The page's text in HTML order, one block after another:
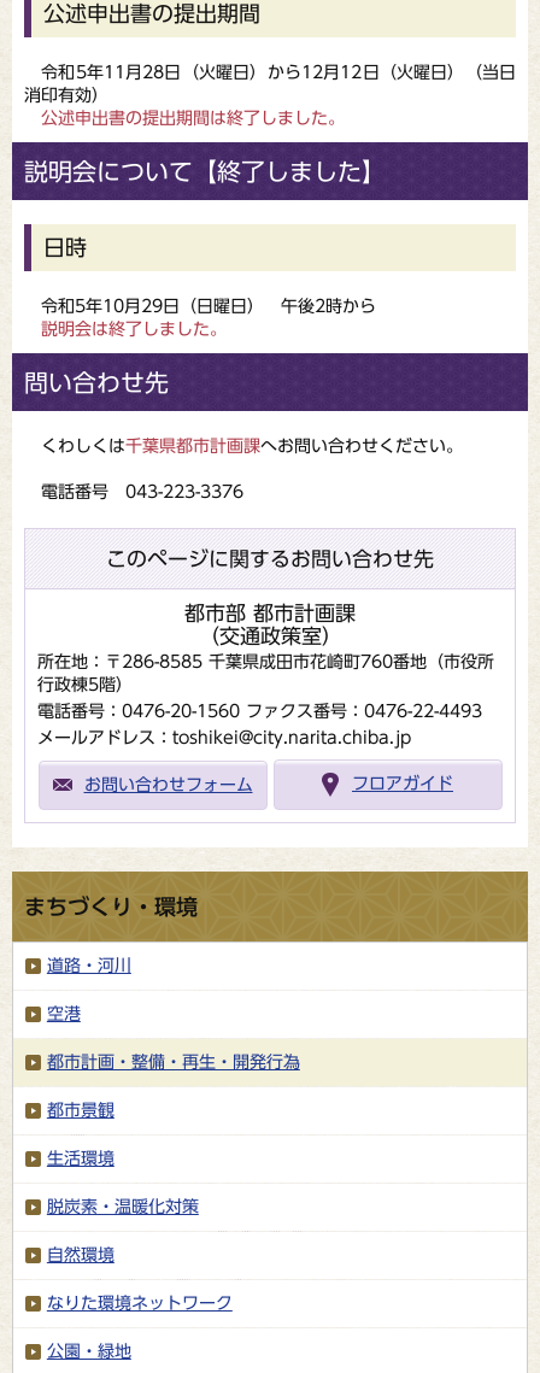
公述申出書の提出期間
令和5年11月28日（火曜日）から12月12日（火曜日）（当日
消印有効）
公述申出書の提出期間は終了しました。
説明会について【終了しました】
日時
令和5年10月29日（日曜日） 午後2時から
説明会は終了しました。
問い合わせ先
くわしくは千葉県都市計画課へお問い合わせください。
電話番号 043-223-3376
このページに関するお問い合わせ先
都市部 都市計画課
（交通政策室）
所在地：〒286-8585 千葉県成田市花崎町760番地（市役所
行政棟5階）
電話番号：0476-20-1560 ファクス番号：0476-22-4493
メールアドレス：toshikei@city.narita.chiba.jp
お問い合わせフォーム フロアガイド
まちづくり・環境
道路・河川
空港
都市計画・整備・再生・開発行為
都市景観
生活環境
脱炭素・温暖化対策
自然環境
なりた環境ネットワーク
公園・緑地